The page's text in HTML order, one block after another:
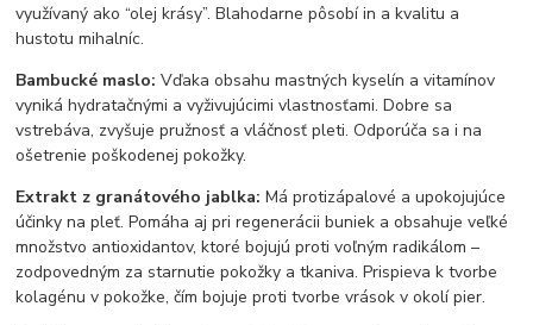
využívaný ako “olej krásy”. Blahodarne pôsobí in a kvalitu a
hustotu mihalníc.
Bambucké maslo:Vďaka obsahu mastných kyselín a vitamínov
vyniká hydratačnými a vyživujúcimi vlastnosťami. Dobre sa
vstrebáva, zvyšuje pružnosť a vláčnosť pleti. Odporúča sa i na
ošetrenie poškodenej pokožky.
Extrakt z granátového jablka:Má protizápalové a upokojujúce
účinky na pleť. Pomáha aj pri regenerácii buniek a obsahuje veľké
množstvo antioxidantov, ktoré bojujú proti voľným radikálom –
zodpovedným za starnutie pokožky a tkaniva. Prispieva k tvorbe
kolagénu v pokožke, čím bojuje proti tvorbe vrások v okolí pier.